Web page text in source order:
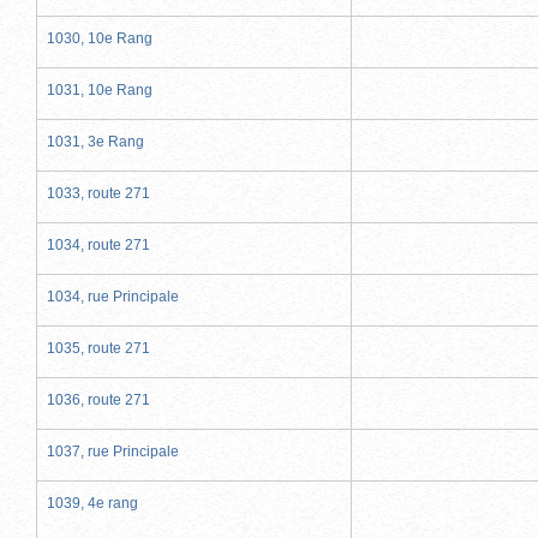
1030, 10e Rang
1031, 10e Rang
1031, 3e Rang
1033, route 271
1034, route 271
1034, rue Principale
1035, route 271
1036, route 271
1037, rue Principale
1039, 4e rang